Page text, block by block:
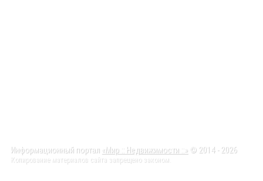
Информационный портал «Мир :: Недвижимости ::» © 2014 - 2026
Копирование материалов сайта запрещено законом.